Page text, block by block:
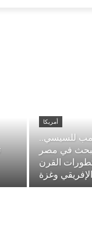
أمريكا
للسيسي..
في مصر
القرن
الإفريقي وغزة